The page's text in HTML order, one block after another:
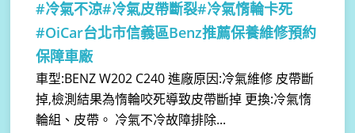
#冷氣不涼#冷氣皮帶斷裂#冷氣惰輪卡死
#OiCar台北市信義區Benz推薦保養維修預約
保障車廠
車型:BENZ W202 C240 進廠原因:冷氣維修 皮帶斷
掉,檢測結果為惰輪咬死導致皮帶斷掉 更換:冷氣惰
輪組、皮帶。 冷氣不冷故障排除...